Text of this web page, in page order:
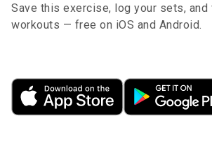
Save this exercise, log your sets,
workouts — free on iOS and Android.